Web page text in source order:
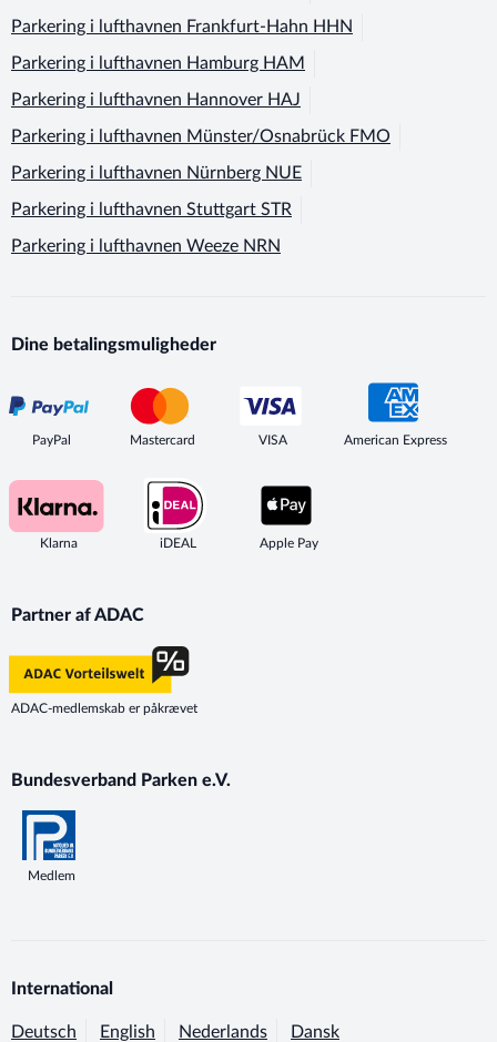
Parkering i lufthavnen Frankfurt-Hahn HHN
Parkering i lufthavnen Hamburg HAM
Parkering i lufthavnen Hannover HAJ
Parkering i lufthavnen Münster/Osnabrück FMO
Parkering i lufthavnen Nürnberg NUE
Parkering i lufthavnen Stuttgart STR
Parkering i lufthavnen Weeze NRN
Dine betalingsmuligheder
PayPal Mastercard VISA American Express
Klarna iDEAL Apple Pay
Partner af ADAC
ADAC-medlemskab er påkrævet
Bundesverband Parken e.V.
Medlem
International
Deutsch English Nederlands Dansk